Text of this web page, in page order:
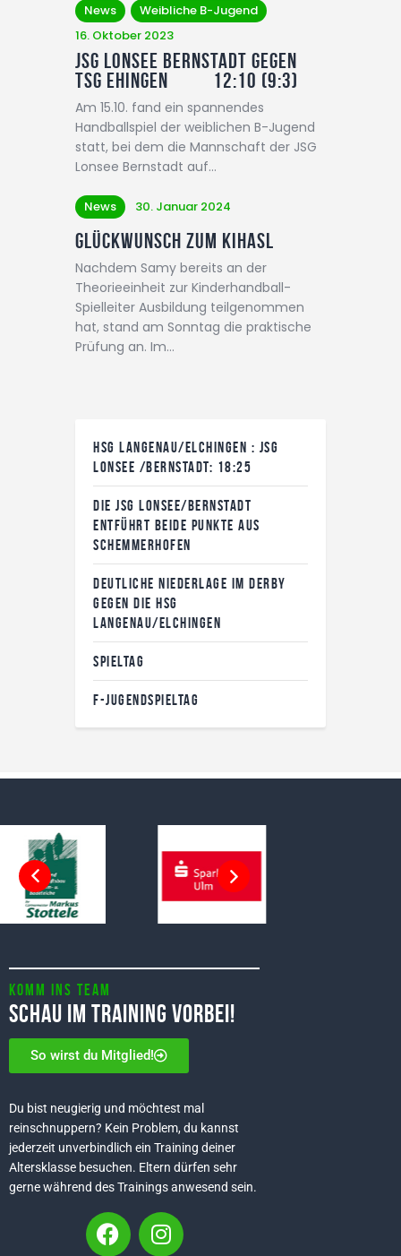
News
Weibliche B-Jugend
16. Oktober 2023
JSG Lonsee Bernstadt gegen
TSG Ehingen 12:10 (9:3)
Am 15.10. fand ein spannendes
Handballspiel der weiblichen B-Jugend
statt, bei dem die Mannschaft der JSG
Lonsee Bernstadt auf…
News 30. Januar 2024
Glückwunsch zum KiHaSl
Nachdem Samy bereits an der
Theorieeinheit zur Kinderhandball-
Spielleiter Ausbildung teilgenommen
hat, stand am Sonntag die praktische
Prüfung an. Im…
HSG LANGENAU/ELCHINGEN : JSG
LONSEE /BERNSTADT: 18:25
DIE JSG LONSEE/BERNSTADT
ENTFÜHRT BEIDE PUNKTE AUS
SCHEMMERHOFEN
DEUTLICHE NIEDERLAGE IM DERBY
GEGEN DIE HSG
LANGENAU/ELCHINGEN
SPIELTAG
F-JUGENDSPIELTAG
Komm ins Team
Schau im Training vorbei!
So wirst du Mitglied!
Du bist neugierig und möchtest mal
reinschnuppern? Kein Problem, du kannst
jederzeit unverbindlich ein Training deiner
Altersklasse besuchen. Eltern dürfen sehr
gerne während des Trainings anwesend sein.